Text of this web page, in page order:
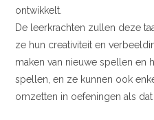
ontwikkelt.
De leerkrachten zullen deze
ze hun creativiteit en
maken van nieuwe spellen en
spellen, en ze kunnen ook
omzetten in oefeningen als dat